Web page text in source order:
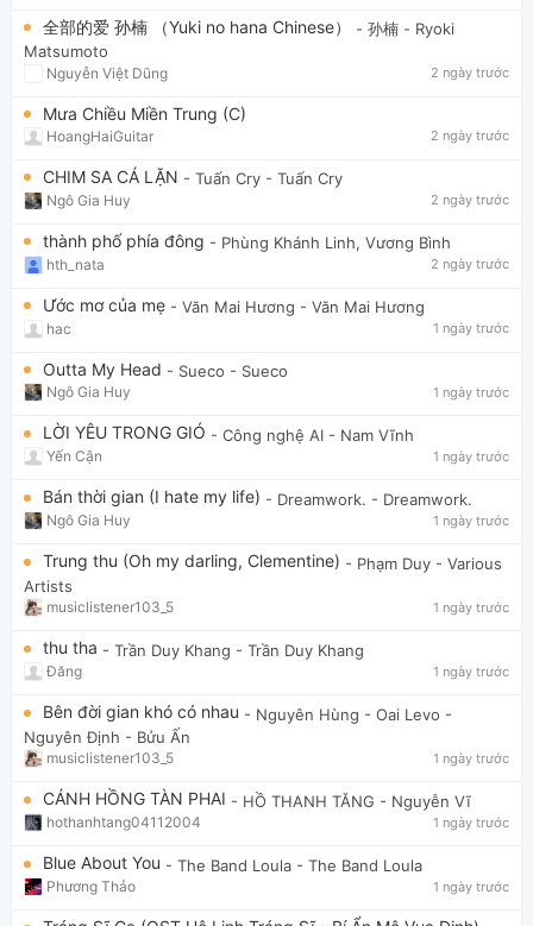
全部的爱 孙楠 （Yuki no hana Chinese） - 孙楠 - Ryoki
Matsumoto
Nguyễn Việt Dũng 2 ngày trước
Mưa Chiều Miền Trung (C)
HoangHaiGuitar 2 ngày trước
CHIM SA CÁ LẶN - Tuấn Cry - Tuấn Cry
Ngô Gia Huy 2 ngày trước
thành phố phía đông - Phùng Khánh Linh, Vương Bình
hth_nata 2 ngày trước
Ước mơ của mẹ - Văn Mai Hương - Văn Mai Hương
hac 1 ngày trước
Outta My Head - Sueco - Sueco
Ngô Gia Huy 1 ngày trước
LỜI YÊU TRONG GIÓ - Công nghệ AI - Nam Vĩnh
Yến Cận 1 ngày trước
Bán thời gian (I hate my life) - Dreamwork. - Dreamwork.
Ngô Gia Huy 1 ngày trước
Trung thu (Oh my darling, Clementine) - Phạm Duy - Various
Artists
musiclistener103_5 1 ngày trước
thu tha - Trần Duy Khang - Trần Duy Khang
Đăng 1 ngày trước
Bên đời gian khó có nhau - Nguyên Hùng - Oai Levo -
Nguyên Định - Bửu Ấn
musiclistener103_5 1 ngày trước
CÁNH HỒNG TÀN PHAI - HỒ THANH TĂNG - Nguyễn Vĩ
hothanhtang04112004 1 ngày trước
Blue About You - The Band Loula - The Band Loula
Phương Thảo 1 ngày trước